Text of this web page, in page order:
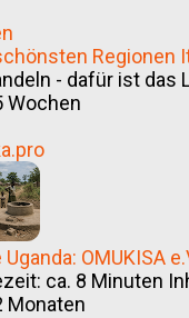
Regionen
- dafür ist das
Wochen
OMUKISA
ca. 8 Minuten
Monaten